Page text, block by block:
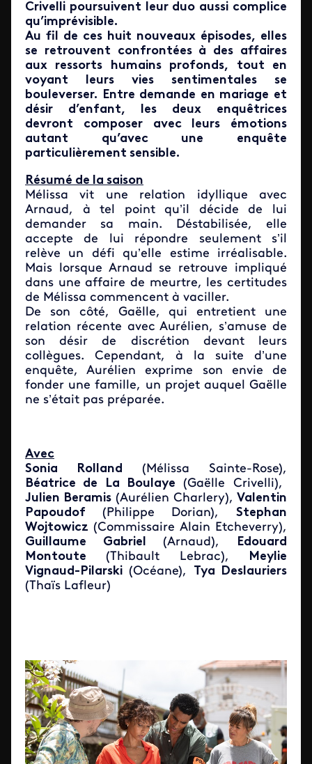
Crivelli poursuivent leur duo aussi complice
qu’imprévisible.
Au fil de ces huit nouveaux épisodes, elles
se retrouvent confrontées à des affaires
aux ressorts humains profonds, tout en
voyant leurs vies sentimentales se
bouleverser. Entre demande en mariage et
désir d’enfant, les deux enquêtrices
devront composer avec leurs émotions
autant qu’avec une enquête
particulièrement sensible.
Résumé de la saison
Mélissa vit une relation idyllique avec
Arnaud, à tel point qu’il décide de lui
demander sa main. Déstabilisée, elle
accepte de lui répondre seulement s’il
relève un défi qu’elle estime irréalisable.
Mais lorsque Arnaud se retrouve impliqué
dans une affaire de meurtre, les certitudes
de Mélissa commencent à vaciller.
De son côté, Gaëlle, qui entretient une
relation récente avec Aurélien, s’amuse de
son désir de discrétion devant leurs
collègues. Cependant, à la suite d’une
enquête, Aurélien exprime son envie de
fonder une famille, un projet auquel Gaëlle
ne s’était pas préparée.
Avec
Sonia Rolland (Mélissa Sainte-Rose),
Béatrice de La Boulaye (Gaëlle Crivelli),
Julien Beramis (Aurélien Charlery), Valentin
Papoudof (Philippe Dorian),Stephan
Wojtowicz (Commissaire Alain Etcheverry),
Guillaume Gabriel (Arnaud),
Edouard
Montoute (Thibault Lebrac),
Meylie
Vignaud-Pilarski (Océane), Tya Deslauriers
(Thaïs Lafleur)